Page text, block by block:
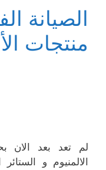
الصيانة
منتجات
لم تعد بعد الان
الالمنيوم و